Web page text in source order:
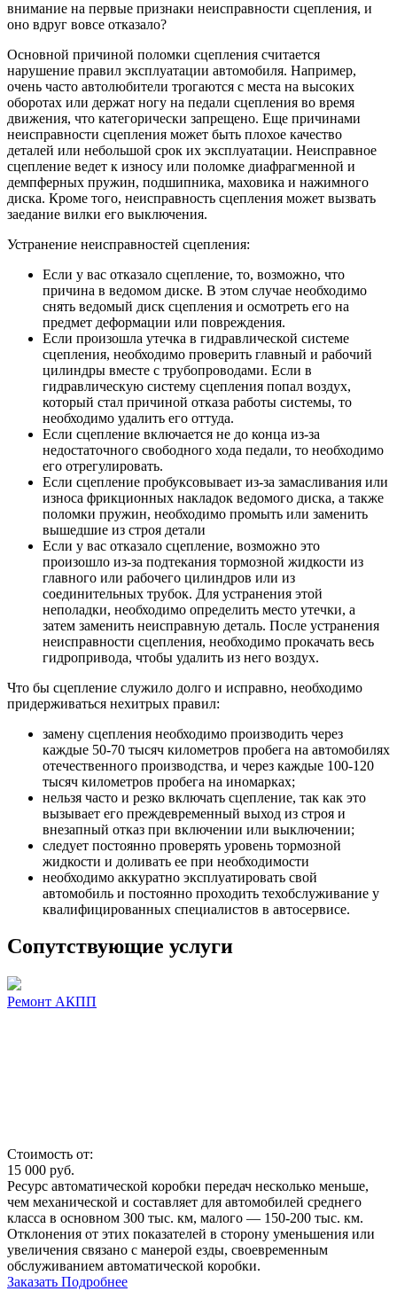
внимание на первые признаки неисправности сцепления, и
оно вдруг вовсе отказало?
Основной причиной поломки сцепления считается
нарушение правил эксплуатации автомобиля. Например,
очень часто автолюбители трогаются с места на высоких
оборотах или держат ногу на педали сцепления во время
движения, что категорически запрещено. Еще причинами
неисправности сцепления может быть плохое качество
деталей или небольшой срок их эксплуатации. Неисправное
сцепление ведет к износу или поломке диафрагменной и
демпферных пружин, подшипника, маховика и нажимного
диска. Кроме того, неисправность сцепления может вызвать
заедание вилки его выключения.
Устранение неисправностей сцепления:
Если у вас отказало сцепление, то, возможно, что
причина в ведомом диске. В этом случае необходимо
снять ведомый диск сцепления и осмотреть его на
предмет деформации или повреждения.
Если произошла утечка в гидравлической системе
сцепления, необходимо проверить главный и рабочий
цилиндры вместе с трубопроводами. Если в
гидравлическую систему сцепления попал воздух,
который стал причиной отказа работы системы, то
необходимо удалить его оттуда.
Если сцепление включается не до конца из-за
недостаточного свободного хода педали, то необходимо
его отрегулировать.
Если сцепление пробуксовывает из-за замасливания или
износа фрикционных накладок ведомого диска, а также
поломки пружин, необходимо промыть или заменить
вышедшие из строя детали
Если у вас отказало сцепление, возможно это
произошло из-за подтекания тормозной жидкости из
главного или рабочего цилиндров или из
соединительных трубок. Для устранения этой
неполадки, необходимо определить место утечки, а
затем заменить неисправную деталь. После устранения
неисправности сцепления, необходимо прокачать весь
гидропривода, чтобы удалить из него воздух.
Что бы сцепление служило долго и исправно, необходимо
придерживаться нехитрых правил:
замену сцепления необходимо производить через
каждые 50-70 тысяч километров пробега на автомобилях
отечественного производства, и через каждые 100-120
тысяч километров пробега на иномарках;
нельзя часто и резко включать сцепление, так как это
вызывает его преждевременный выход из строя и
внезапный отказ при включении или выключении;
следует постоянно проверять уровень тормозной
жидкости и доливать ее при необходимости
необходимо аккуратно эксплуатировать свой
автомобиль и постоянно проходить техобслуживание у
квалифицированных специалистов в автосервисе.
Сопутствующие услуги
Ремонт АКПП
Стоимость от:
15 000 руб.
Ресурс автоматической коробки передач несколько меньше,
чем механической и составляет для автомобилей среднего
класса в основном 300 тыс. км, малого — 150-200 тыс. км.
Отклонения от этих показателей в сторону уменьшения или
увеличения связано с манерой езды, своевременным
обслуживанием автоматической коробки.
Заказать Подробнее